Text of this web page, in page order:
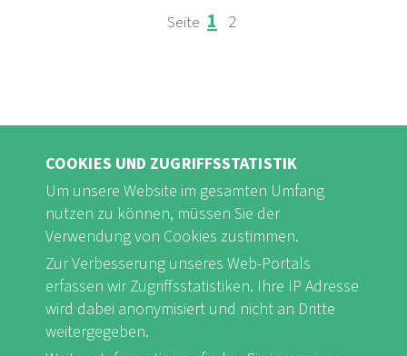
SEITENNUMMERIERUNG Page
1 Page
2
FB Youtube Instagram
COOKIES UND ZUGRIFFSSTATISTIK
Um unsere Website im gesamten Umfang
nutzen zu können, müssen Sie der
Verwendung von Cookies zustimmen.
Zur Verbesserung unseres Web-Portals
erfassen wir Zugriffsstatistiken. Ihre IP Adresse
wird dabei anonymisiert und nicht an Dritte
weitergegeben.